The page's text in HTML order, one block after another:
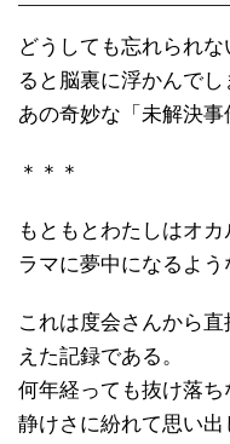
どうしても忘れられ
ると脳裏に浮かんでし
あの奇妙な「未解決事
＊＊＊
もともとわたしはオ
ラマに夢中になるよう
これは度会さんから
えた記録である。
何年経っても抜け落
静けさに紛れて思い出